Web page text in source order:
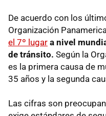
De acuerdo con los
Organización
el 7º lugar a nivel
de tránsito. Según la
es la primera causa de
35 años y la segunda
Las cifras son